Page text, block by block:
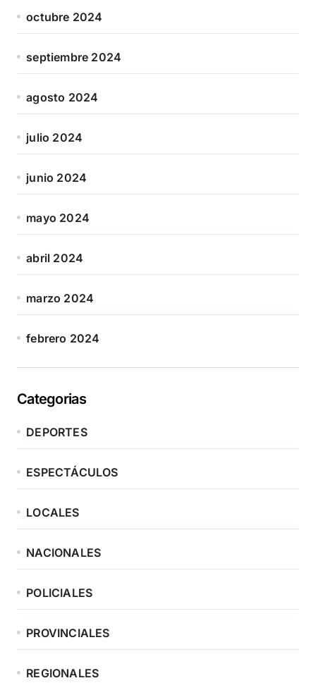
octubre 2024
septiembre 2024
agosto 2024
julio 2024
junio 2024
mayo 2024
abril 2024
marzo 2024
febrero 2024
Categorias
DEPORTES
ESPECTÁCULOS
LOCALES
NACIONALES
POLICIALES
PROVINCIALES
REGIONALES